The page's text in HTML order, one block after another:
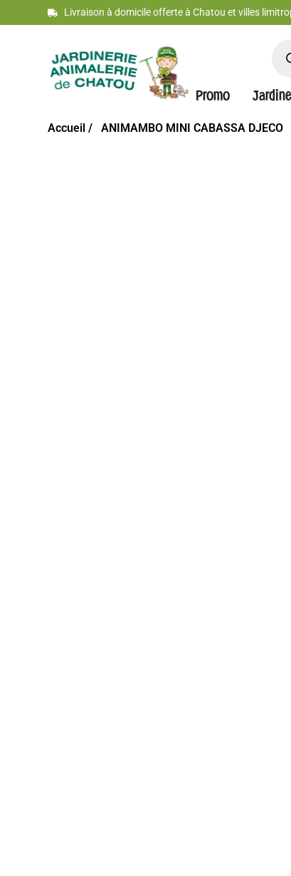
Livraison à domicile offerte à Chatou et villes
Promo
Accueil / ANIMAMBO MINI CABASSA DJECO